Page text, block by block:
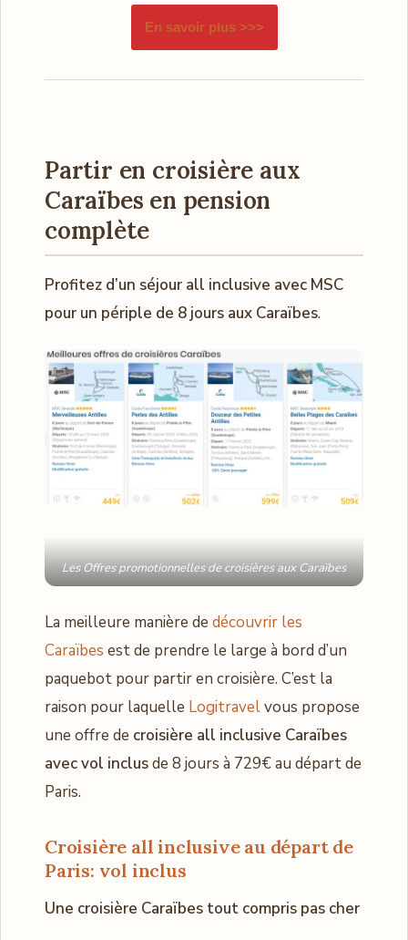
En savoir plus >>>
Partir en croisière aux
Caraïbes en pension
complète
Profitez d’un séjour all inclusive avec MSC
pour un périple de 8 jours aux Caraïbes.
Les Offres promotionnelles de croisières aux Caraïbes
La meilleure manière de découvrir les
Caraïbes est de prendre le large à bord d’un
paquebot pour partir en croisière. C’est la
raison pour laquelle Logitravelvous propose
une offre de croisière all inclusive Caraïbes
avec vol inclusde 8 jours à 729€ au départ de
Paris.
Croisière all inclusive au départ de
Paris: vol inclus
Une croisière Caraïbes tout compris pas cher